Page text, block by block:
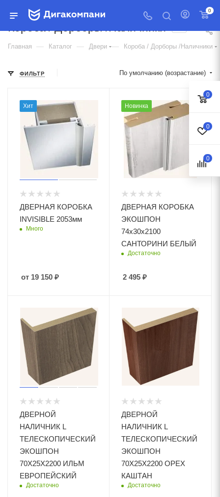
Короба / Дорборы /Наличники
Главная — Каталог — Двери — Короба / Дорборы /Наличники
ФИЛЬТР По умолчанию (возрастание)
Хит
ДВЕРНАЯ КОРОБКА
INVISIBLE 2053мм
Много
от 19 150 ₽
Новинка
ДВЕРНАЯ КОРОБКА
ЭКОШПОН
74х30х2100
САНТОРИНИ БЕЛЫЙ
Достаточно
2 495 ₽
ДВЕРНОЙ
НАЛИЧНИК L
ТЕЛЕСКОПИЧЕСКИЙ
ЭКОШПОН
70Х25Х2200 ИЛЬМ
ЕВРОПЕЙСКИЙ
Достаточно
ДВЕРНОЙ
НАЛИЧНИК L
ТЕЛЕСКОПИЧЕСКИЙ
ЭКОШПОН
70Х25Х2200 ОРЕХ
КАШТАН
Достаточно
0
0
0
0